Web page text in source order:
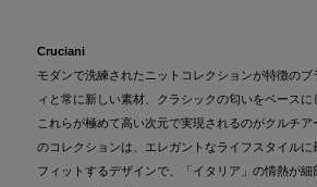
Cruciani
モダンで洗練されたニットコレクションが特徴の
ィと常に新しい素材、クラシックの匂いをベースに
これらが極めて高い次元で実現されるのがクルチ
のコレクションは、エレガントなライフスタイルに
フィットするデザインで、「イタリア」の情熱が細